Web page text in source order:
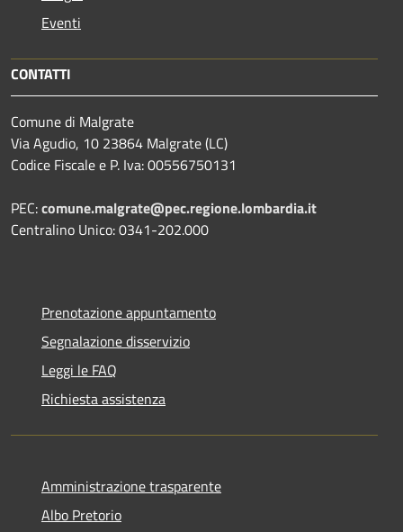
Eventi
CONTATTI
Comune di Malgrate
Via Agudio, 10 23864 Malgrate (LC)
Codice Fiscale e P. Iva: 00556750131
PEC:comune.malgrate@pec.regione.lombardia.it
Centralino Unico: 0341-202.000
Prenotazione appuntamento
Segnalazione disservizio
Leggi le FAQ
Richiesta assistenza
Amministrazione trasparente
Albo Pretorio